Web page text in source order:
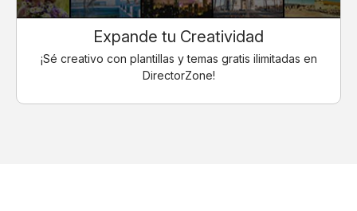
Expande tu Creatividad
¡Sé creativo con plantillas y temas gratis ilimitadas en
DirectorZone!